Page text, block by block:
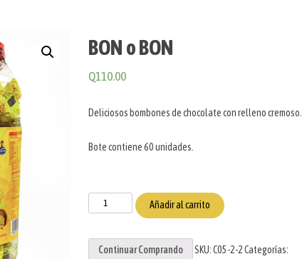
BON o BON
Q110.00
Deliciosos bombones de chocolate con relleno cremoso.
Bote contiene 60 unidades.
BON
cantidad
Añadir al carrito
Continuar Comprando SKU:C05-2-2Categorías: